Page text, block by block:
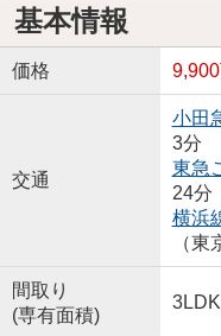
基本情報
価格
交通
小田
3分
東急
24分
横浜
（
間取り
(専有面積)